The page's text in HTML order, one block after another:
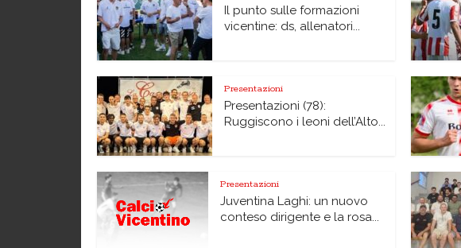
Il punto sulle formazioni
vicentine: ds, allenatori...
Presentazioni
Presentazioni (78):
Ruggiscono i leoni dell’Alto...
Presentazioni
Juventina Laghi: un nuovo
conteso dirigente e la rosa...